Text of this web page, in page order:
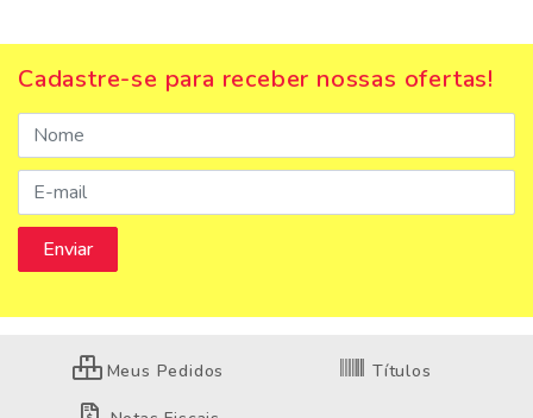
Cadastre-se para receber nossas ofertas!
Meus Pedidos Títulos